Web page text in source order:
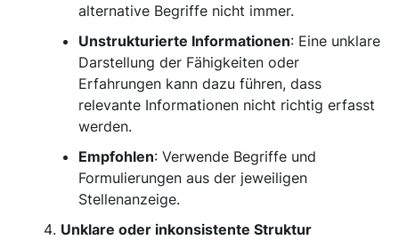
alternative Begriffe nicht immer.
Unstrukturierte Informationen: Eine unklare
Darstellung der Fähigkeiten oder
Erfahrungen kann dazu führen, dass
relevante Informationen nicht richtig erfasst
werden.
Empfohlen: Verwende Begriffe und
Formulierungen aus der jeweiligen
Stellenanzeige.
Unklare oder inkonsistente Struktur